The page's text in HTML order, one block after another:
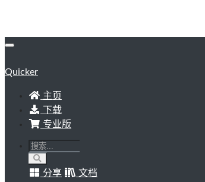
Quicker
主页
下载
专业版
分享
文档